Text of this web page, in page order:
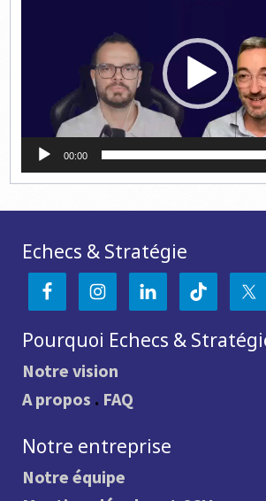
00:00
Echecs & Stratégie
Pourquoi Echecs &
Notre vision
A propos . FAQ
Notre entreprise
Notre équipe